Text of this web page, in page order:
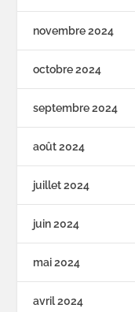
novembre 2024
octobre 2024
septembre 2024
août 2024
juillet 2024
juin 2024
mai 2024
avril 2024